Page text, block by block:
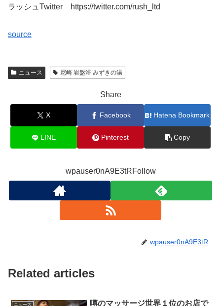
ラッシュTwitter https://twitter.com/rush_ltd
source
ニュース 尼崎 岩盤浴 みずきの湯
Share
X Facebook Hatena Bookmark
LINE Pinterest Copy
wpauser0nA9E3tRFollow
wpauser0nA9E3tR
Related articles
ニュース
噂のマッサージ世界１位のお店で